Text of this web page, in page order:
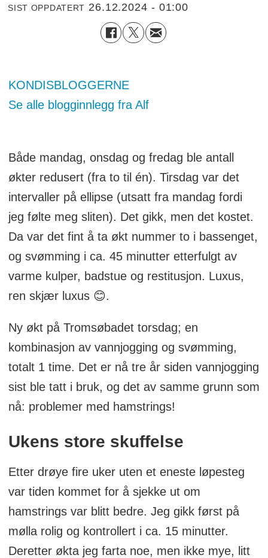
SIST OPPDATERT 26.12.2024 - 01:00
KONDISBLOGGERNE
Se alle blogginnlegg fra Alf
Både mandag, onsdag og fredag ble antall
økter redusert (fra to til én). Tirsdag var det
intervaller på ellipse (utsatt fra mandag fordi
jeg følte meg sliten). Det gikk, men det kostet.
Da var det fint å ta økt nummer to i bassenget,
og svømming i ca. 45 minutter etterfulgt av
varme kulper, badstue og restitusjon. Luxus,
ren skjær luxus 😊.
Ny økt på Tromsøbadet torsdag; en
kombinasjon av vannjogging og svømming,
totalt 1 time. Det er nå tre år siden vannjogging
sist ble tatt i bruk, og det av samme grunn som
nå: problemer med hamstrings!
Ukens store skuffelse
Etter drøye fire uker uten et eneste løpesteg
var tiden kommet for å sjekke ut om
hamstrings var blitt bedre. Jeg gikk først på
mølla rolig og kontrollert i ca. 15 minutter.
Deretter økta jeg farta noe, men ikke mye, litt